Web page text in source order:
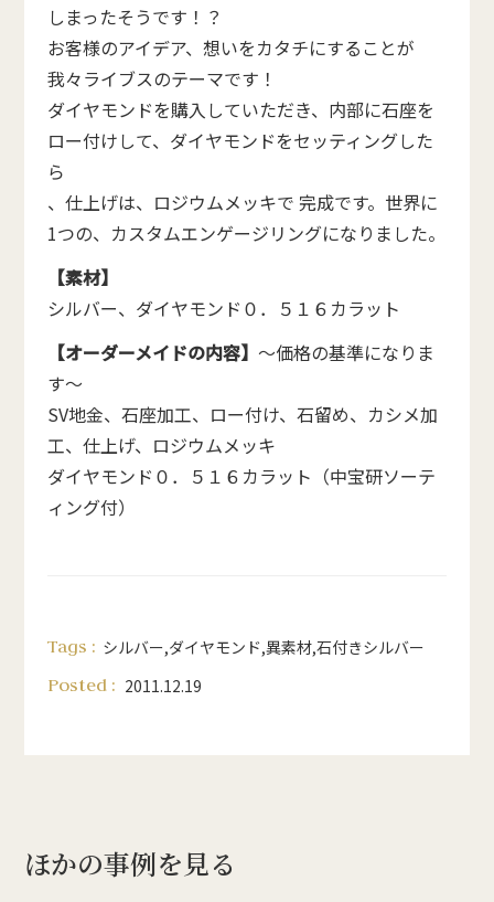
しまったそうです！？
お客様のアイデア、想いをカタチにすることが
我々ライブスのテーマです！
ダイヤモンドを購入していただき、内部に石座を
ロー付けして、ダイヤモンドをセッティングした
ら
、仕上げは、ロジウムメッキで 完成です。世界に
1つの、カスタムエンゲージリングになりました。
【素材】
シルバー、ダイヤモンド０．５１６カラット
【オーダーメイドの内容】 ～価格の基準になりま
す～
SV地金、石座加工、ロー付け、石留め、カシメ加
工、仕上げ、ロジウムメッキ
ダイヤモンド０．５１６カラット（中宝研ソーテ
ィング付）
Tags : シルバー,ダイヤモンド,異素材,石付きシルバー
Posted : 2011.12.19
ほかの事例を見る